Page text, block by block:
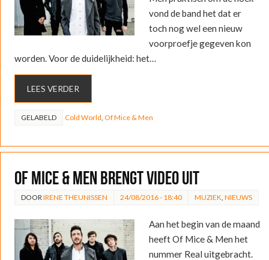
vond de band het dat er
toch nog wel een nieuw
voorproefje gegeven kon
worden. Voor de duidelijkheid: het…
LEES VERDER
GELABELD Cold World Of Mice & Men
Of Mice & Men brengt video uit
DOOR IRENE THEUNISSEN 24/08/2016 - 18:40 MUZIEK NIEUWS
Aan het begin van de maand
heeft Of Mice & Men het
nummer Real uitgebracht.